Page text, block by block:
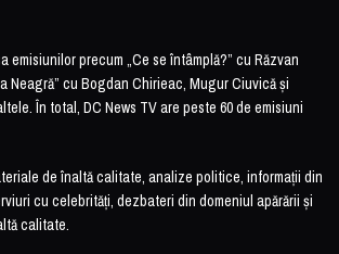
emisiunilor precum „Ce se întâmplă?” cu Răzvan
Neagră” cu Bogdan Chirieac, Mugur Ciuvică și
În total, DC News TV are peste 60 de emisiuni
de înaltă calitate, analize politice, informații din
cu celebrități, dezbateri din domeniul apărării și
calitate.